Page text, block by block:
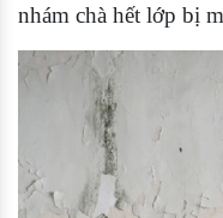
nhám chà hết lớp bị